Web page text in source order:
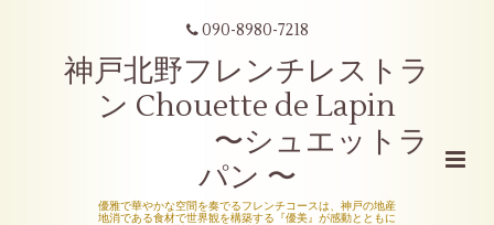
090-8980-7218
神戸北野フレンチレストラ
ン Chouette de Lapin
〜シュエットラ
パン 〜
優雅で華やかな空間を奏でるフレンチコースは、神戸の地産
地消である食材で世界観を構築する『優美』が感動とともに